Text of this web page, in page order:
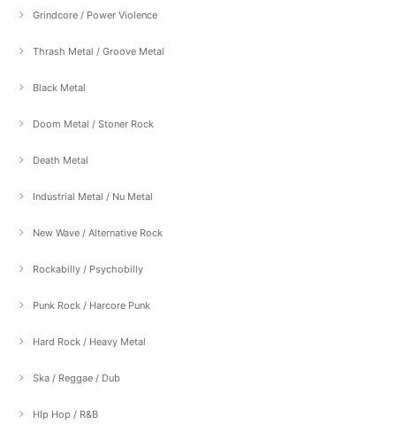
Grindcore / Power Violence
Thrash Metal / Groove Metal
Black Metal
Doom Metal / Stoner Rock
Death Metal
Industrial Metal / Nu Metal
New Wave / Alternative Rock
Rockabilly / Psychobilly
Punk Rock / Harcore Punk
Hard Rock / Heavy Metal
Ska / Reggae / Dub
HIp Hop / R&B